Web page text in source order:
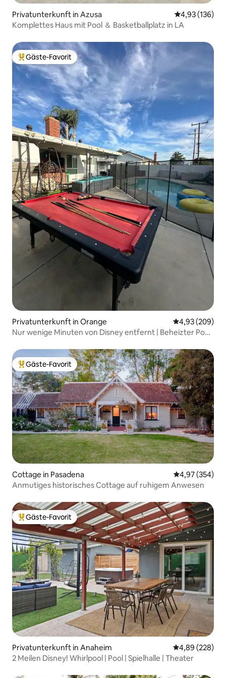
Privatunterkunft in Azusa
4,93 (136)
Komplettes Haus mit Pool ＆ Basketballplatz in LA
Beliebter Gäste-Favorit.
Gäste-Favorit
Privatunterkunft in Orange
4,93 (209)
Nur wenige Minuten von Disney entfernt | Beheizter Pool
Beliebter Gäste-Favorit.
Gäste-Favorit
Cottage in Pasadena
4,97 (354)
Anmutiges historisches Cottage auf ruhigem Anwesen
Beliebter Gäste-Favorit.
Gäste-Favorit
Privatunterkunft in Anaheim
4,89 (228)
2 Meilen Disney! Whirlpool | Pool | Spielhalle | Theater